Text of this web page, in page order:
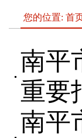
您的位置: 首
南平
重要
南平